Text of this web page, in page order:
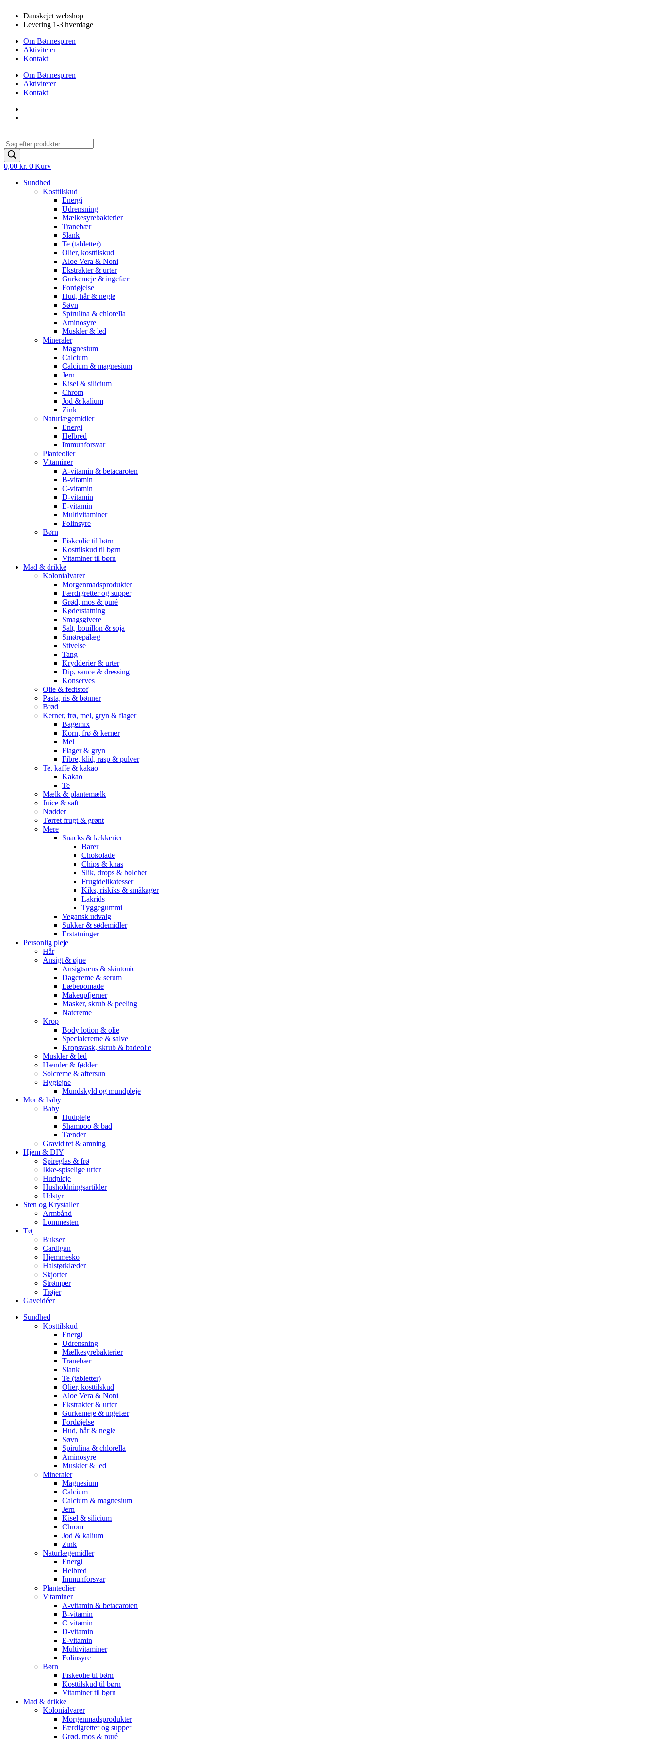
indhold
Danskejet webshop
Levering 1-3 hverdage
Om Bønnespiren
Aktiviteter
Kontakt
Om Bønnespiren
Aktiviteter
Kontakt
Products
search
0,00 kr. 0 Kurv
Sundhed
Kosttilskud
Energi
Udrensning
Mælkesyrebakterier
Tranebær
Slank
Te (tabletter)
Olier, kosttilskud
Aloe Vera & Noni
Ekstrakter & urter
Gurkemeje & ingefær
Fordøjelse
Hud, hår & negle
Søvn
Spirulina & chlorella
Aminosyre
Muskler & led
Mineraler
Magnesium
Calcium
Calcium & magnesium
Jern
Kisel & silicium
Chrom
Jod & kalium
Zink
Naturlægemidler
Energi
Helbred
Immunforsvar
Planteolier
Vitaminer
A-vitamin & betacaroten
B-vitamin
C-vitamin
D-vitamin
E-vitamin
Multivitaminer
Folinsyre
Børn
Fiskeolie til børn
Kosttilskud til børn
Vitaminer til børn
Mad & drikke
Kolonialvarer
Morgenmadsprodukter
Færdigretter og supper
Grød, mos & puré
Køderstatning
Smagsgivere
Salt, bouillon & soja
Smørepålæg
Stivelse
Tang
Krydderier & urter
Dip, sauce & dressing
Konserves
Olie & fedtstof
Pasta, ris & bønner
Brød
Kerner, frø, mel, gryn & flager
Bagemix
Korn, frø & kerner
Mel
Flager & gryn
Fibre, klid, rasp & pulver
Te, kaffe & kakao
Kakao
Te
Mælk & plantemælk
Juice & saft
Nødder
Tørret frugt & grønt
Mere
Snacks & lækkerier
Barer
Chokolade
Chips & knas
Slik, drops & bolcher
Frugtdelikatesser
Kiks, riskiks & småkager
Lakrids
Tyggegummi
Vegansk udvalg
Sukker & sødemidler
Erstatninger
Personlig pleje
Hår
Ansigt & øjne
Ansigtsrens & skintonic
Dagcreme & serum
Læbepomade
Makeupfjerner
Masker, skrub & peeling
Natcreme
Krop
Body lotion & olie
Specialcreme & salve
Kropsvask, skrub & badeolie
Muskler & led
Hænder & fødder
Solcreme & aftersun
Hygiejne
Mundskyld og mundpleje
Mor & baby
Baby
Hudpleje
Shampoo & bad
Tænder
Graviditet & amning
Hjem & DIY
Spireglas & frø
Ikke-spiselige urter
Hudpleje
Husholdningsartikler
Udstyr
Sten og Krystaller
Armbånd
Lommesten
Tøj
Bukser
Cardigan
Hjemmesko
Halstørklæder
Skjorter
Strømper
Trøjer
Gaveidéer
Sundhed
Kosttilskud
Energi
Udrensning
Mælkesyrebakterier
Tranebær
Slank
Te (tabletter)
Olier, kosttilskud
Aloe Vera & Noni
Ekstrakter & urter
Gurkemeje & ingefær
Fordøjelse
Hud, hår & negle
Søvn
Spirulina & chlorella
Aminosyre
Muskler & led
Mineraler
Magnesium
Calcium
Calcium & magnesium
Jern
Kisel & silicium
Chrom
Jod & kalium
Zink
Naturlægemidler
Energi
Helbred
Immunforsvar
Planteolier
Vitaminer
A-vitamin & betacaroten
B-vitamin
C-vitamin
D-vitamin
E-vitamin
Multivitaminer
Folinsyre
Børn
Fiskeolie til børn
Kosttilskud til børn
Vitaminer til børn
Mad & drikke
Kolonialvarer
Morgenmadsprodukter
Færdigretter og supper
Grød, mos & puré